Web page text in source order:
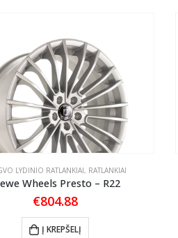
LYDINIO RATLANKIAI, RATLANKIAI
Wheels Presto – R22
€804.88
Į KREPŠELĮ